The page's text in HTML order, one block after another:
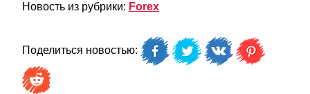
Новость из рубрики: Forex
Поделиться новостью: